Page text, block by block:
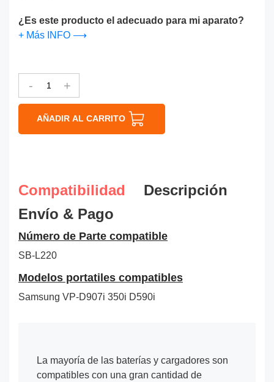
¿Es este producto el adecuado para mi aparato?
+ Más INFO ⟶
- +
AÑADIR AL CARRITO
Compatibilidad
Descripción
Envío & Pago
Número de Parte compatible
SB-L220
Modelos portatiles compatibles
Samsung VP-D907i 350i D590i
La mayoría de las baterías y cargadores son
compatibles con una gran cantidad de